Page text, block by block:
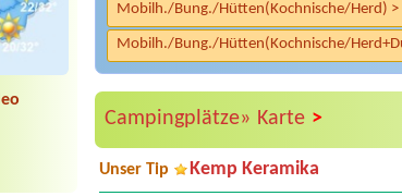
Mobilh./Bung./Hütten(Kochnische/Herd) >
Mobilh./Bung./Hütten(Kochnische/
Campingplätze» Karte >
Unser Tip Kemp Keramika